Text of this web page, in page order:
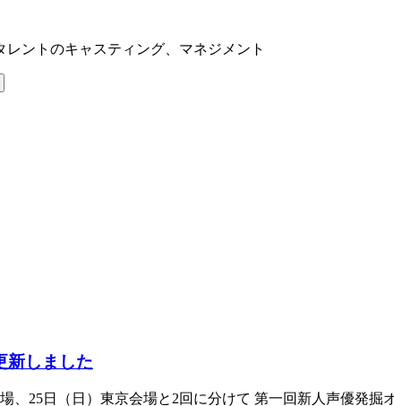
ントのキャスティング、マネジメント
新しました
、25日（日）東京会場と2回に分けて 第一回新人声優発